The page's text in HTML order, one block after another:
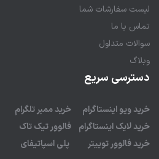
لیست سفارشات شما
تماس با ما
سوالات متداول
وبلاگ
دسترسی سریع
خرید ویو اینستاگرام
خرید ممبر تلگرام
خرید لایک اینستاگرام
فالوور تیک تاک
خرید فالوور توییتر
پلی اسپاتیفای